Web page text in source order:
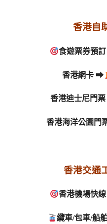
香港自
食遊票券預
香港網卡 ➡
香港迪士尼門
香港海洋公園門
香港交通
香港機場快
纜車/包車/船